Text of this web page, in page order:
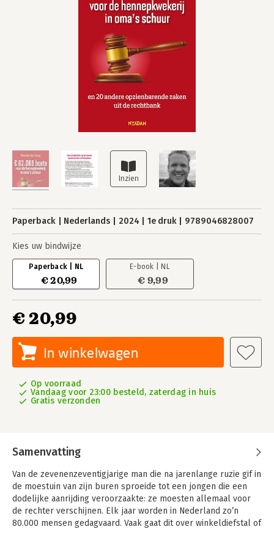
Paperback Nederlands 2024 1e druk 9789046828007
Kies uw bindwijze
Paperback | NL
€ 20,99
E-book | NL
€ 9,99
€ 20,99
In winkelwagen
Op voorraad
Vandaag voor 23:00 besteld, zaterdag in huis
Gratis verzonden
Samenvatting
Van de zevenenzeventigjarige man die na jarenlange ruzie gif in
de moestuin van zijn buren sproeide tot een jongen die een
dodelijke aanrijding veroorzaakte: ze moesten allemaal voor
de rechter verschijnen. Elk jaar worden in Nederland zo’n
80.000 mensen gedagvaard. Vaak gaat dit over winkeldiefstal of